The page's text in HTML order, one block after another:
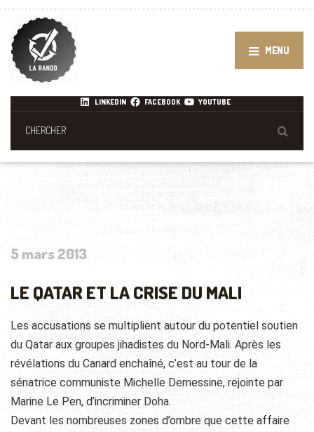
MENU
LINKEDIN FACEBOOK YOUTUBE
5 mars 2013
LE QATAR ET LA CRISE DU MALI
Les accusations se multiplient autour du potentiel soutien
du Qatar aux groupes jihadistes du Nord-Mali. Après les
révélations du Canard enchaîné, c’est au tour de la
sénatrice communiste Michelle Demessine, rejointe par
Marine Le Pen, d’incriminer Doha.
Devant les nombreuses zones d’ombre que cette affaire